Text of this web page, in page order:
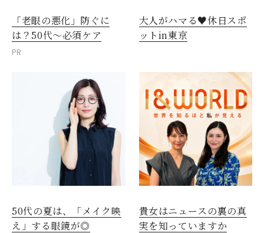
「老眼の悪化」防ぐに
は？50代～必須ケア
PR
大人がハマる♥休日スポ
ットin東京
50代の夏は、「メイク映
え」する眼鏡が◎
貴女はニュースの裏の真
実を知っていますか